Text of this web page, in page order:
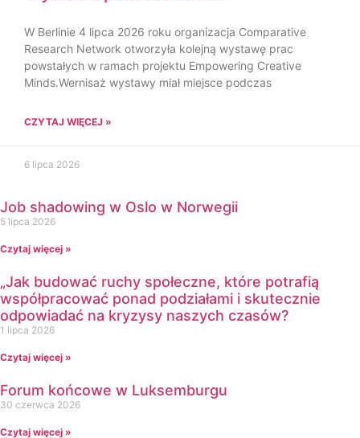
W Berlinie 4 lipca 2026 roku organizacja Comparative
Research Network otworzyła kolejną wystawę prac
powstałych w ramach projektu Empowering Creative
Minds.Wernisaż wystawy miał miejsce podczas
CZYTAJ WIĘCEJ »
6 lipca 2026
Job shadowing w Oslo w Norwegii
5 lipca 2026
Czytaj więcej »
„Jak budować ruchy społeczne, które potrafią
współpracować ponad podziałami i skutecznie
odpowiadać na kryzysy naszych czasów?
1 lipca 2026
Czytaj więcej »
Forum końcowe w Luksemburgu
30 czerwca 2026
Czytaj więcej »